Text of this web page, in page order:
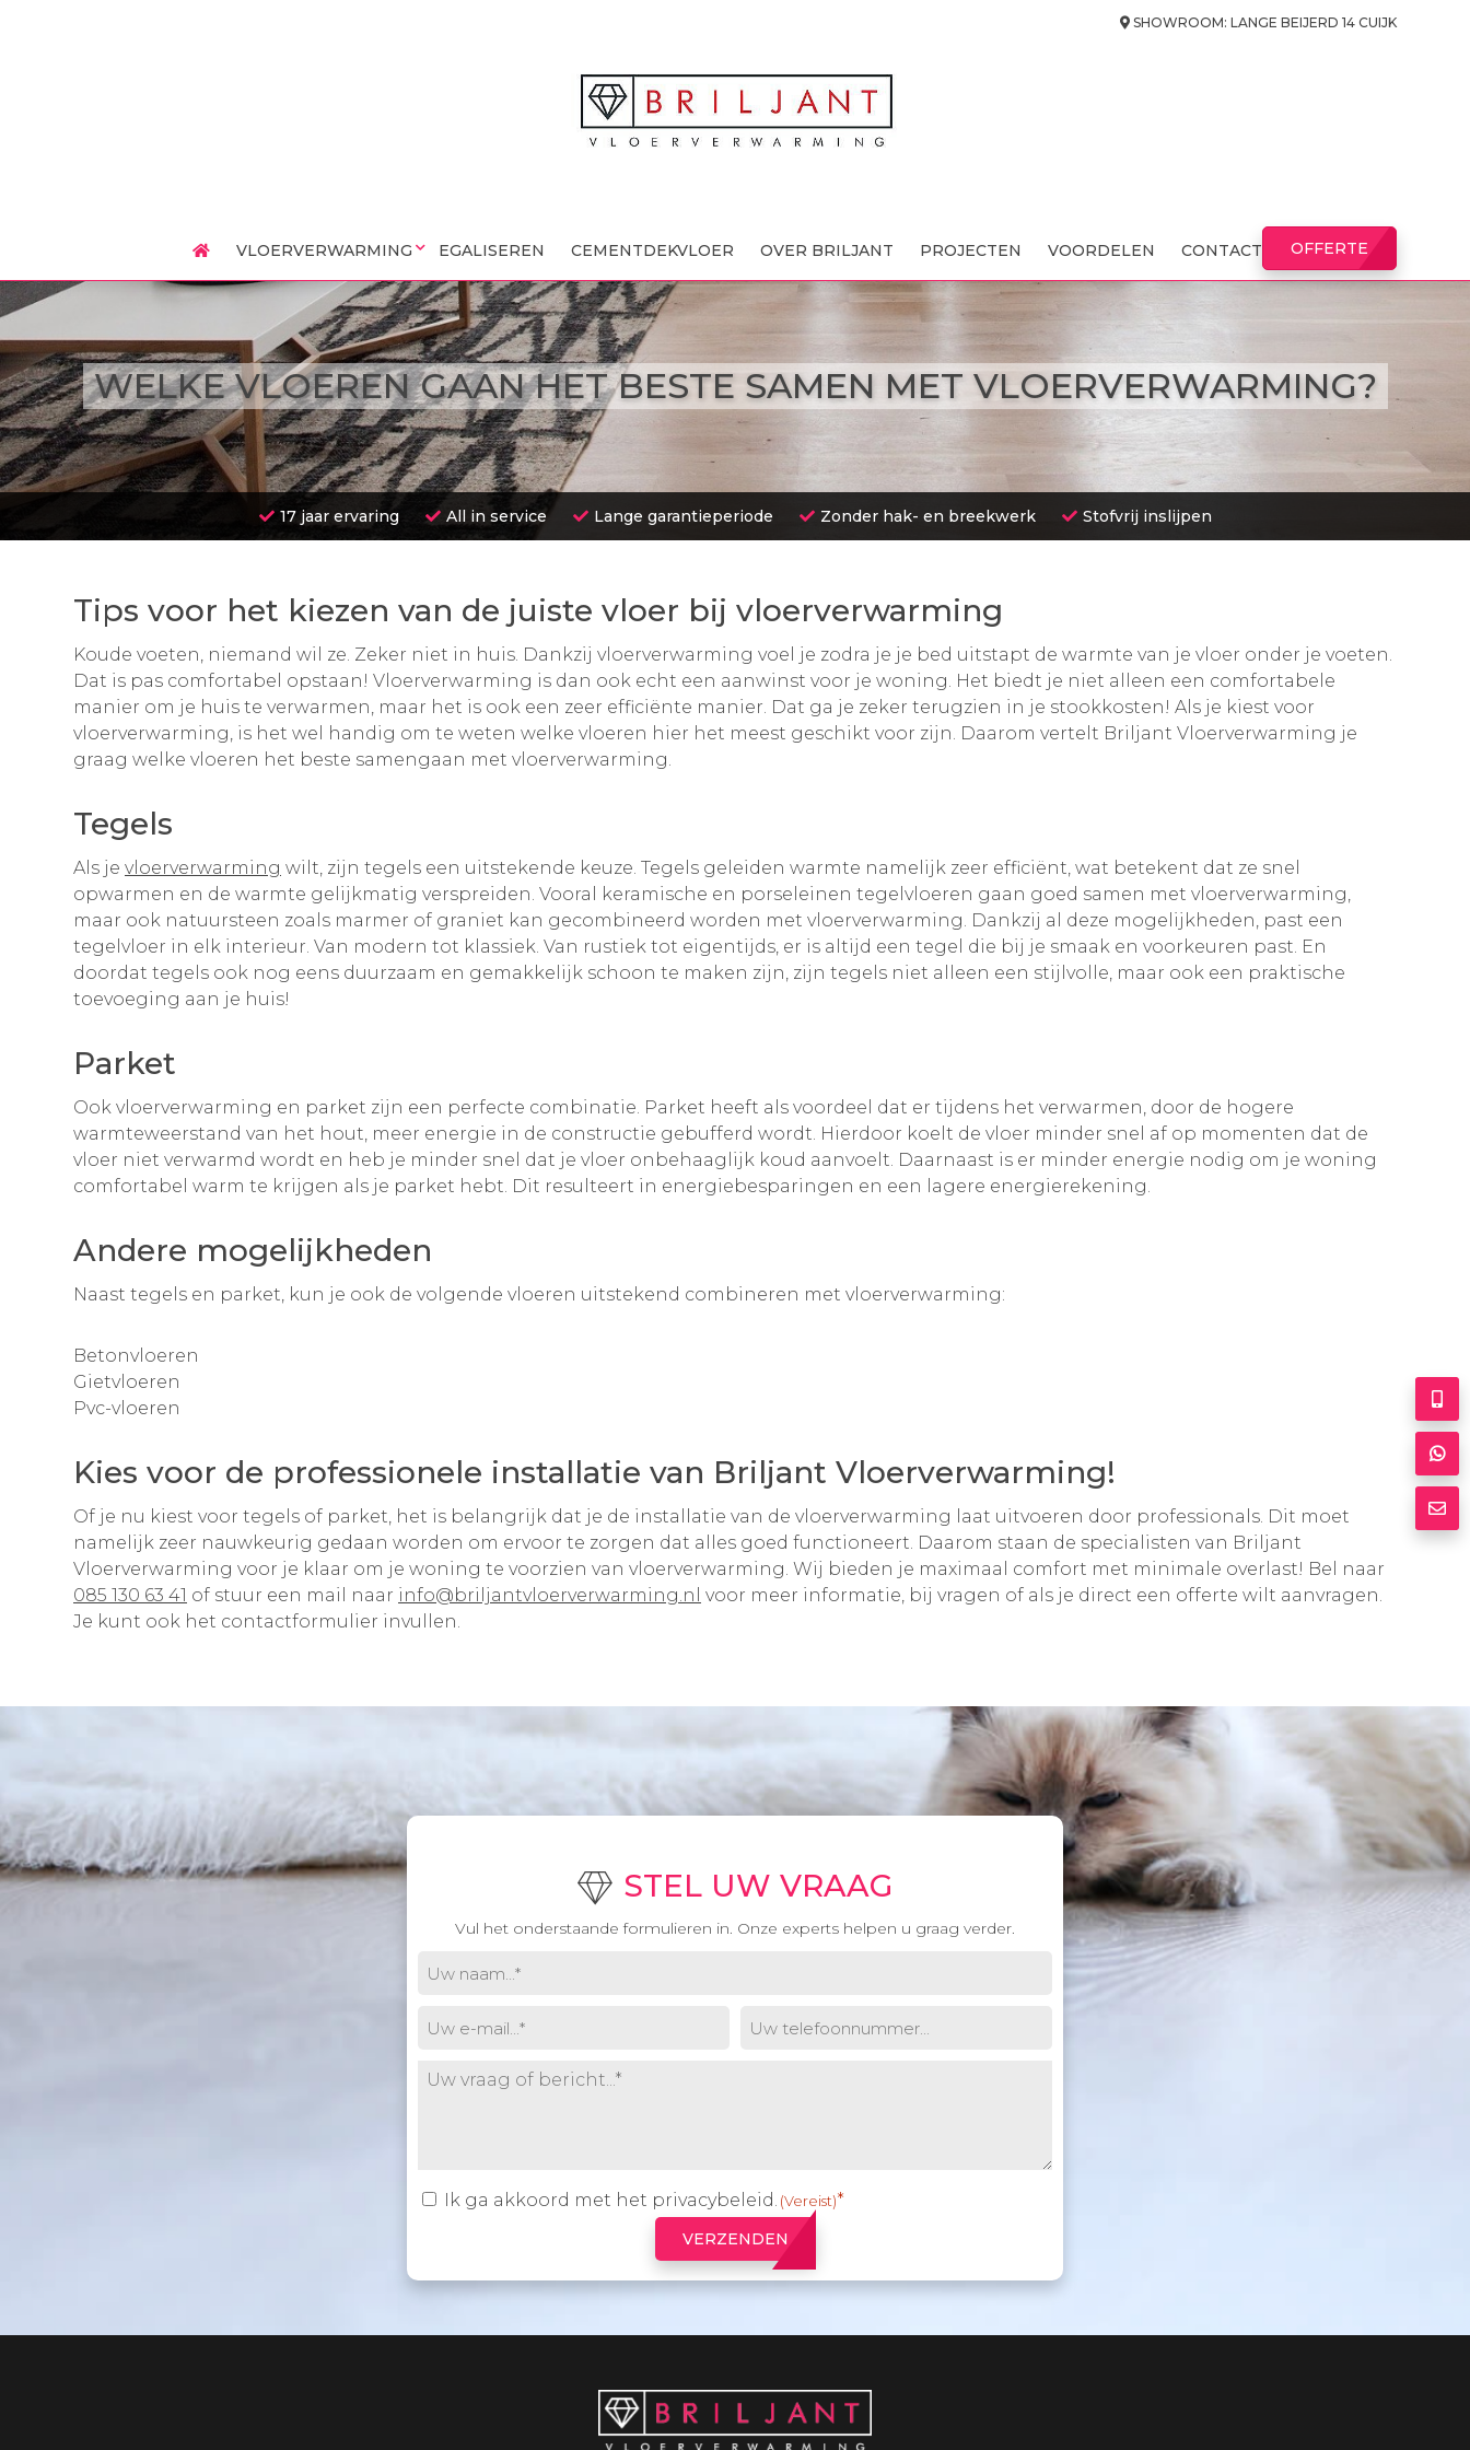
SHOWROOM: LANGE BEIJERD 14 CUIJK
VLOERVERWARMING EGALISEREN CEMENTDEKVLOER OVER BRILJANT PROJECTEN VOORDELEN CONTACT OFFERTE
WELKE VLOEREN GAAN HET BESTE SAMEN MET VLOERVERWARMING?
17 jaar ervaring All in service Lange garantieperiode Zonder hak- en breekwerk Stofvrij inslijpen
Tips voor het kiezen van de juiste vloer bij vloerverwarming
Koude voeten, niemand wil ze. Zeker niet in huis. Dankzij vloerverwarming voel je zodra je je bed uitstapt de warmte van je vloer onder je voeten.
Dat is pas comfortabel opstaan! Vloerverwarming is dan ook echt een aanwinst voor je woning. Het biedt je niet alleen een comfortabele
manier om je huis te verwarmen, maar het is ook een zeer efficiënte manier. Dat ga je zeker terugzien in je stookkosten! Als je kiest voor
vloerverwarming, is het wel handig om te weten welke vloeren hier het meest geschikt voor zijn. Daarom vertelt Briljant Vloerverwarming je
graag welke vloeren het beste samengaan met vloerverwarming.
Tegels
Als je vloerverwarming wilt, zijn tegels een uitstekende keuze. Tegels geleiden warmte namelijk zeer efficiënt, wat betekent dat ze snel
opwarmen en de warmte gelijkmatig verspreiden. Vooral keramische en porseleinen tegelvloeren gaan goed samen met vloerverwarming,
maar ook natuursteen zoals marmer of graniet kan gecombineerd worden met vloerverwarming. Dankzij al deze mogelijkheden, past een
tegelvloer in elk interieur. Van modern tot klassiek. Van rustiek tot eigentijds, er is altijd een tegel die bij je smaak en voorkeuren past. En
doordat tegels ook nog eens duurzaam en gemakkelijk schoon te maken zijn, zijn tegels niet alleen een stijlvolle, maar ook een praktische
toevoeging aan je huis!
Parket
Ook vloerverwarming en parket zijn een perfecte combinatie. Parket heeft als voordeel dat er tijdens het verwarmen, door de hogere
warmteweerstand van het hout, meer energie in de constructie gebufferd wordt. Hierdoor koelt de vloer minder snel af op momenten dat de
vloer niet verwarmd wordt en heb je minder snel dat je vloer onbehaaglijk koud aanvoelt. Daarnaast is er minder energie nodig om je woning
comfortabel warm te krijgen als je parket hebt. Dit resulteert in energiebesparingen en een lagere energierekening.
Andere mogelijkheden
Naast tegels en parket, kun je ook de volgende vloeren uitstekend combineren met vloerverwarming:
Betonvloeren
Gietvloeren
Pvc-vloeren
Kies voor de professionele installatie van Briljant Vloerverwarming!
Of je nu kiest voor tegels of parket, het is belangrijk dat je de installatie van de vloerverwarming laat uitvoeren door professionals. Dit moet
namelijk zeer nauwkeurig gedaan worden om ervoor te zorgen dat alles goed functioneert. Daarom staan de specialisten van Briljant
Vloerverwarming voor je klaar om je woning te voorzien van vloerverwarming. Wij bieden je maximaal comfort met minimale overlast! Bel naar
085 130 63 41 of stuur een mail naar info@briljantvloerverwarming.nl voor meer informatie, bij vragen of als je direct een offerte wilt aanvragen.
Je kunt ook het contactformulier invullen.
STEL UW VRAAG
Vul het onderstaande formulieren in. Onze experts helpen u graag verder.
naam
mail
Untitled(Vereist)
Toestemming(Vereist)
Ik ga akkoord met het privacybeleid. (Vereist)
VERZENDEN